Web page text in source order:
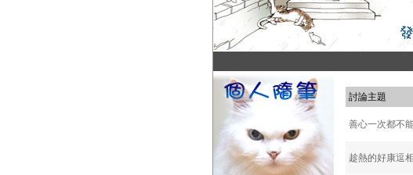
討論主題
善心一次都不
趁熱的好康逗